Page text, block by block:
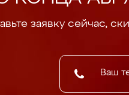
заявку сейчас,